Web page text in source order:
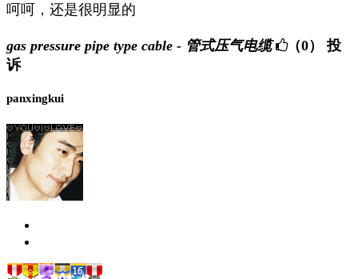
呵呵，还是很明显的
gas pressure pipe type cable - 管式压气电缆 （0）
投
诉
panxingkui